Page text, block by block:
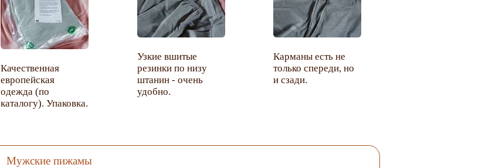
Качественная
европейская
одежда (по
каталогу). Упаковка.
Узкие вшитые
резинки по низу
штанин - очень
удобно.
Карманы есть не
только спереди, но
и сзади.
Мужские пижамы